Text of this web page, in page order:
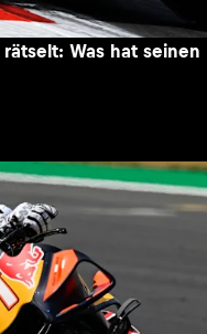
Was hat seinen